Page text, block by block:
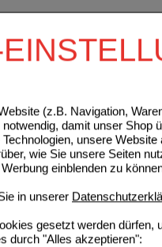
(z.B. Navigation,
damit unser Shop
unsere
wie Sie unsere Seiten
einblenden zu
in unserer
gesetzt werden dürfen,
durch "Alles akzeptieren":